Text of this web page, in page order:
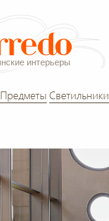
Предметы Светильники